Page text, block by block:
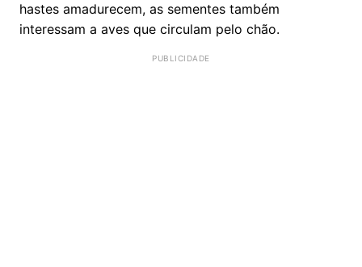
hastes amadurecem, as sementes também
interessam a aves que circulam pelo chão.